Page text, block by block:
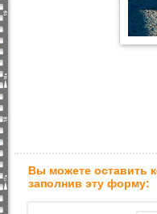
Вы можете оставить
заполнив эту форму: